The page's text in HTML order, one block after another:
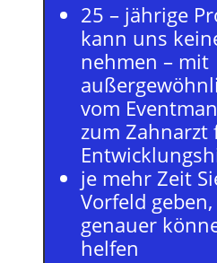
25 – jährige
kann uns
nehmen – mit
vom
zum Zahnarzt
je mehr Zeit
Vorfeld
genauer
helfen